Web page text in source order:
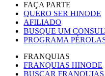
FAÇA PARTE
QUERO SER HINODE
AFILIADO
BUSQUE UM
PROGRAMA
FRANQUIAS
FRANQUIAS HINODE
BUSCAR FRANQUIAS